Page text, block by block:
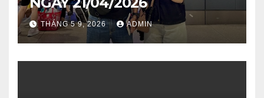
THÁNG 5 9, 2026 ADMIN